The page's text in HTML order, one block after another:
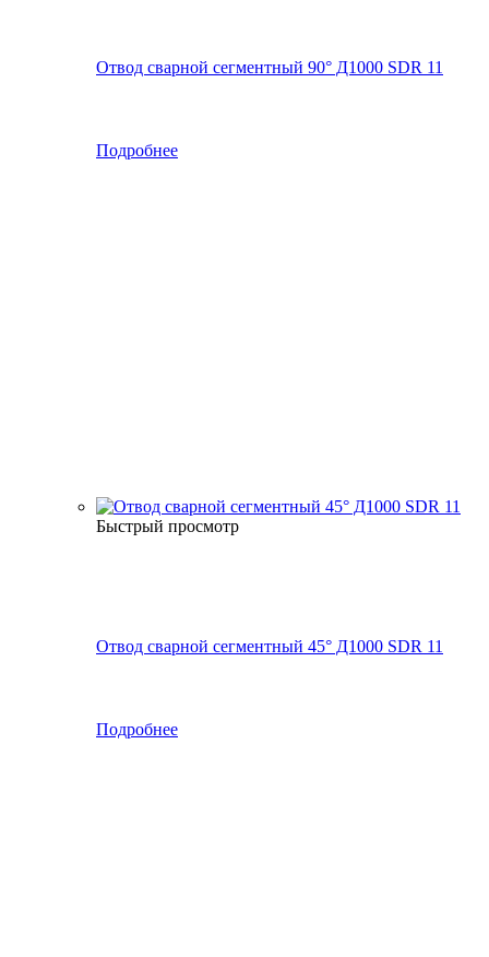
Отвод сварной сегментный 90° Д1000 SDR 11
Подробнее
Быстрый просмотр
Отвод сварной сегментный 45° Д1000 SDR 11
Подробнее